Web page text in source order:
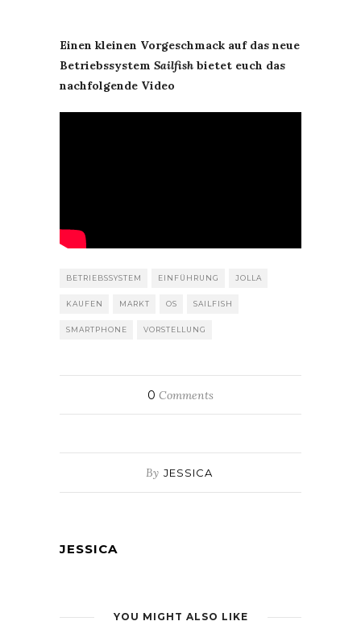
Einen kleinen Vorgeschmack auf das neue
Betriebssystem Sailfish bietet euch das
nachfolgende Video
BETRIEBSSYSTEM EINFÜHRUNG JOLLA
KAUFEN MARKT OS SAILFISH
SMARTPHONE VORSTELLUNG
0 Comments
By JESSICA
JESSICA
YOU MIGHT ALSO LIKE